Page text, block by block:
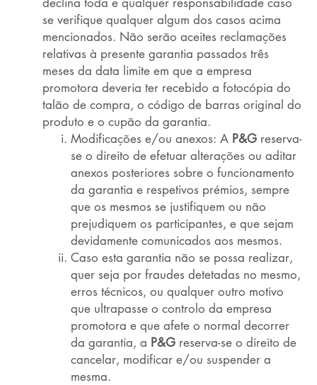
se verifique qualquer algum dos casos acima
mencionados. Não serão aceites reclamações
relativas à presente garantia passados três
meses da data limite em que a empresa
promotora deveria ter recebido a fotocópia do
talão de compra, o código de barras original do
produto e o cupão da garantia.
Modificações e/ou anexos: A P&G reserva-
se o direito de efetuar alterações ou aditar
anexos posteriores sobre o funcionamento
da garantia e respetivos prémios, sempre
que os mesmos se justifiquem ou não
prejudiquem os participantes, e que sejam
devidamente comunicados aos mesmos.
Caso esta garantia não se possa realizar,
quer seja por fraudes detetadas no mesmo,
erros técnicos, ou qualquer outro motivo
que ultrapasse o controlo da empresa
promotora e que afete o normal decorrer
da garantia, a P&G reserva-se o direito de
cancelar, modificar e/ou suspender a
mesma.